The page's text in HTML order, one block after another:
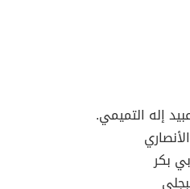
إله التميمي.
بكر